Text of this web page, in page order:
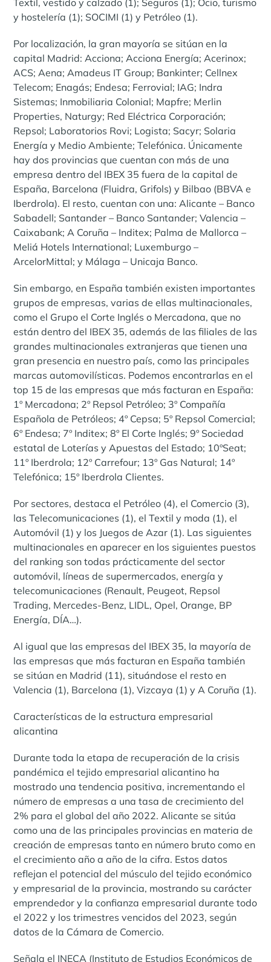
y hostelería (1); SOCIMI (1) y Petróleo (1).
Por localización, la gran mayoría se sitúan en la
capital Madrid: Acciona; Acciona Energía; Acerinox;
ACS; Aena; Amadeus IT Group; Bankinter; Cellnex
Telecom; Enagás; Endesa; Ferrovial; IAG; Indra
Sistemas; Inmobiliaria Colonial; Mapfre; Merlin
Properties, Naturgy; Red Eléctrica Corporación;
Repsol; Laboratorios Rovi; Logista; Sacyr; Solaria
Energía y Medio Ambiente; Telefónica. Únicamente
hay dos provincias que cuentan con más de una
empresa dentro del IBEX 35 fuera de la capital de
España, Barcelona (Fluidra, Grifols) y Bilbao (BBVA e
Iberdrola). El resto, cuentan con una: Alicante – Banco
Sabadell; Santander – Banco Santander; Valencia –
Caixabank; A Coruña – Inditex; Palma de Mallorca –
Meliá Hotels International; Luxemburgo –
ArcelorMittal; y Málaga – Unicaja Banco.
Sin embargo, en España también existen importantes
grupos de empresas, varias de ellas multinacionales,
como el Grupo el Corte Inglés o Mercadona, que no
están dentro del IBEX 35, además de las filiales de las
grandes multinacionales extranjeras que tienen una
gran presencia en nuestro país, como las principales
marcas automovilísticas. Podemos encontrarlas en el
top 15 de las empresas que más facturan en España:
1º Mercadona; 2º Repsol Petróleo; 3º Compañía
Española de Petróleos; 4º Cepsa; 5º Repsol Comercial;
6º Endesa; 7º Inditex; 8º El Corte Inglés; 9º Sociedad
estatal de Loterías y Apuestas del Estado; 10ºSeat;
11º Iberdrola; 12º Carrefour; 13º Gas Natural; 14º
Telefónica; 15º Iberdrola Clientes.
Por sectores, destaca el Petróleo (4), el Comercio (3),
las Telecomunicaciones (1), el Textil y moda (1), el
Automóvil (1) y los Juegos de Azar (1). Las siguientes
multinacionales en aparecer en los siguientes puestos
del ranking son todas prácticamente del sector
automóvil, líneas de supermercados, energía y
telecomunicaciones (Renault, Peugeot, Repsol
Trading, Mercedes-Benz, LIDL, Opel, Orange, BP
Energía, DÍA…).
Al igual que las empresas del IBEX 35, la mayoría de
las empresas que más facturan en España también
se sitúan en Madrid (11), situándose el resto en
Valencia (1), Barcelona (1), Vizcaya (1) y A Coruña (1).
Características de la estructura empresarial
alicantina
Durante toda la etapa de recuperación de la crisis
pandémica el tejido empresarial alicantino ha
mostrado una tendencia positiva, incrementando el
número de empresas a una tasa de crecimiento del
2% para el global del año 2022. Alicante se sitúa
como una de las principales provincias en materia de
creación de empresas tanto en número bruto como en
el crecimiento año a año de la cifra. Estos datos
reflejan el potencial del músculo del tejido económico
y empresarial de la provincia, mostrando su carácter
emprendedor y la confianza empresarial durante todo
el 2022 y los trimestres vencidos del 2023, según
datos de la Cámara de Comercio.
Señala el INECA (Instituto de Estudios Económicos de